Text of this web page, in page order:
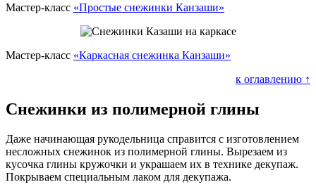
Мастер-класс «Простые снежинки Канзаши»
Мастер-класс «Каркасная снежинка Канзаши»
к оглавлению ↑
Снежинки из полимерной глины
Даже начинающая рукодельница справится с изготовлением
несложных снежинок из полимерной глины. Вырезаем из
кусочка глины кружочки и украшаем их в технике декупаж.
Покрываем специальным лаком для декупажа.